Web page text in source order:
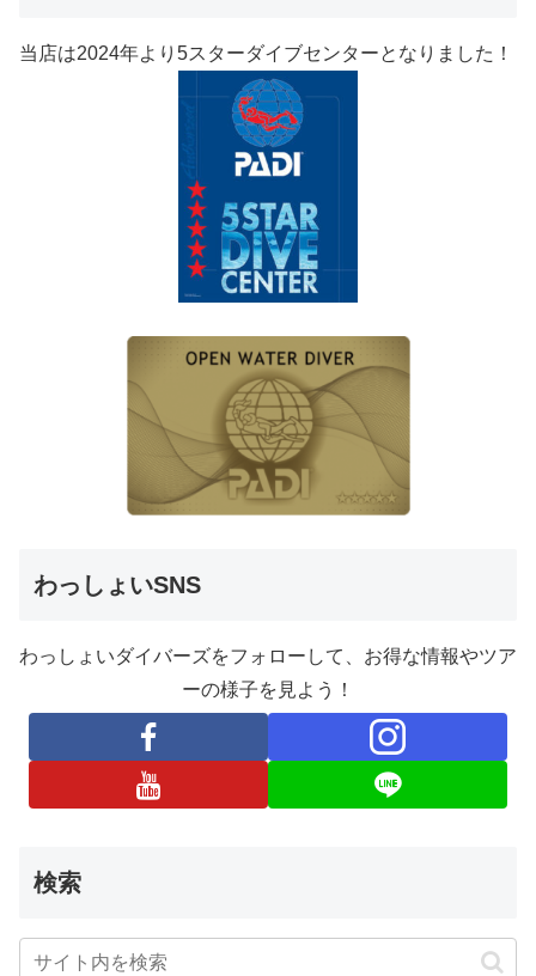
当店は2024年より5スターダイブセンターとなりました！
わっしょいSNS
わっしょいダイバーズをフォローして、お得な情報やツア
ーの様子を見よう！
検索